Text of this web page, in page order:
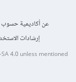
عن أكاديمية حسوب
إرشادات
SA 4.0unless mentioned